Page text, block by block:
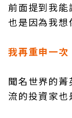
前面提到我能
也是因為我想
我再重申一次
聞名世界的
流的投資家也